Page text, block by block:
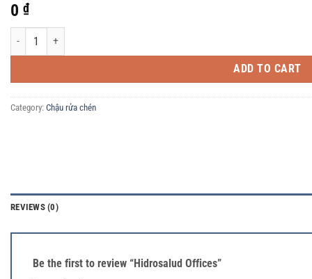
0 ₫
Hidrosalud Offices quantity
ADD TO CART
Category: Chậu rửa chén
REVIEWS (0)
Be the first to review “Hidrosalud Offices”